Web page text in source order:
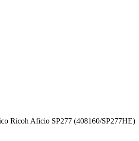
Ricoh Aficio SP277 (408160/SP277HE)